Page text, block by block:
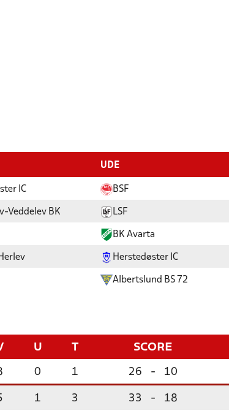
UDE
IC BSF
Veddelev BK LSF
BK Avarta
Herstedøster IC
Albertslund BS 72
U T SCORE
0 1 26 - 10
1 3 33 - 18